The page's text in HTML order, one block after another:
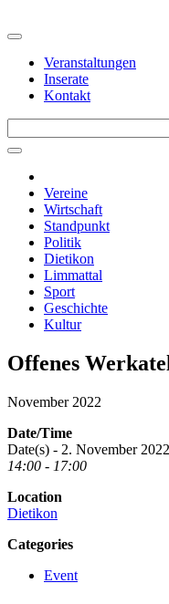
Veranstaltungen
Inserate
Kontakt
Vereine
Wirtschaft
Standpunkt
Politik
Dietikon
Limmattal
Sport
Geschichte
Kultur
Offenes
November 2022
Date/Time
Date(s) - 2. November 2022
14:00 - 17:00
Location
Dietikon
Categories
Event